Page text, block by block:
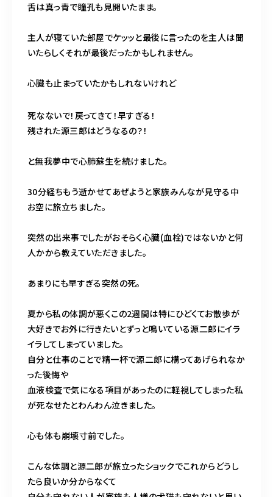
舌は真っ青で瞳孔も見開いたまま。
主人が寝ていた部屋でケッッと最後に言ったのを主人は聞
いたらしくそれが最後だったかもしれません。
心臓も止まっていたかもしれないけれど
死なないで！戻ってきて！早すぎる！
残された源三郎はどうなるの？！
と無我夢中で心肺蘇生を続けました。
30分経ちもう逝かせてあぜようと家族みんなが見守る中
お空に旅立ちました。
突然の出来事でしたがおそらく心臓(血栓)ではないかと何
人かから教えていただきました。
あまりにも早すぎる突然の死。
夏から私の体調が悪くこの2週間は特にひどくてお散歩が
大好きでお外に行きたいとずっと鳴いている源二郎にイラ
イラしてしまっていました。
自分と仕事のことで精一杯で源二郎に構ってあげられなか
った後悔や
血液検査で気になる項目があったのに軽視してしまった私
が死なせたとわんわん泣きました。
心も体も崩壊寸前でした。
こんな体調と源二郎が旅立ったショックでこれからどうし
たら良いか分からなくて